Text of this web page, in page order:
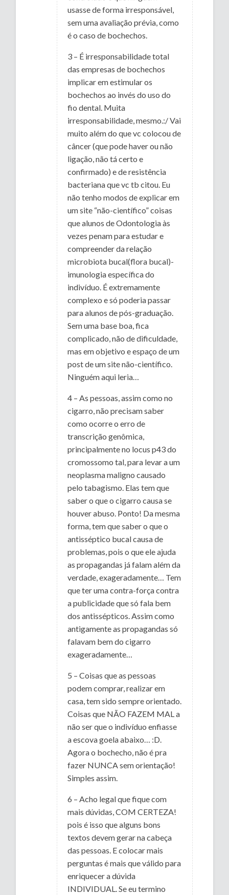
usasse de forma irresponsável,
sem uma avaliação prévia, como
é o caso de bochechos.
3 – É irresponsabilidade total
das empresas de bochechos
implicar em estimular os
bochechos ao invés do uso do
fio dental. Muita
irresponsabilidade, mesmo.:/ Vai
muito além do que vc colocou de
câncer (que pode haver ou não
ligação, não tá certo e
confirmado) e de resistência
bacteriana que vc tb citou. Eu
não tenho modos de explicar em
um site “não-científico” coisas
que alunos de Odontologia às
vezes penam para estudar e
compreender da relação
microbiota bucal(flora bucal)-
imunologia específica do
indivíduo. É extremamente
complexo e só poderia passar
para alunos de pós-graduação.
Sem uma base boa, fica
complicado, não de dificuldade,
mas em objetivo e espaço de um
post de um site não-científico.
Ninguém aqui leria…
4 – As pessoas, assim como no
cigarro, não precisam saber
como ocorre o erro de
transcrição genômica,
principalmente no locus p43 do
cromossomo tal, para levar a um
neoplasma maligno causado
pelo tabagismo. Elas tem que
saber o que o cigarro causa se
houver abuso. Ponto! Da mesma
forma, tem que saber o que o
antisséptico bucal causa de
problemas, pois o que ele ajuda
as propagandas já falam além da
verdade, exageradamente… Tem
que ter uma contra-força contra
a publicidade que só fala bem
dos antissépticos. Assim como
antigamente as propagandas só
falavam bem do cigarro
exageradamente…
5 – Coisas que as pessoas
podem comprar, realizar em
casa, tem sido sempre orientado.
Coisas que NÃO FAZEM MAL a
não ser que o indivíduo enfiasse
a escova goela abaixo… :D.
Agora o bochecho, não é pra
fazer NUNCA sem orientação!
Simples assim.
6 – Acho legal que fique com
mais dúvidas, COM CERTEZA!
pois é isso que alguns bons
textos devem gerar na cabeça
das pessoas. E colocar mais
perguntas é mais que válido para
enriquecer a dúvida
INDIVIDUAL. Se eu termino